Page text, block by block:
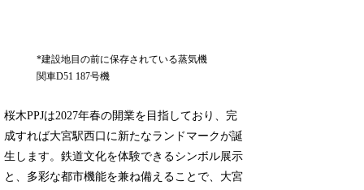
*建設地目の前に保存されている蒸気機
関車D51 187号機
桜木PPJは2027年春の開業を目指しており、完
成すれば大宮駅西口に新たなランドマークが誕
生します。鉄道文化を体験できるシンボル展示
と、多彩な都市機能を兼ね備えることで、大宮